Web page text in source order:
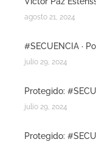
agosto 21, 2024
#SECUENCIA ·
julio 29, 2024
Protegido:
julio 29, 2024
Protegido: